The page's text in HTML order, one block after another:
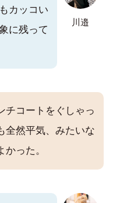
川邉
カッコい
に残って
チコートをぐしゃっ
全然平気、みたいな
った。